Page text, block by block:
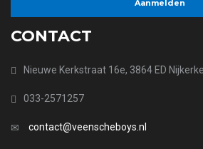
CONTACT
Nieuwe Kerkstraat 16e, 3864 ED
033-2571257
contact@veenscheboys.nl